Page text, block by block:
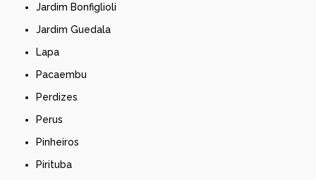
Jardim Bonfiglioli
Jardim Guedala
Lapa
Pacaembu
Perdizes
Perus
Pinheiros
Pirituba